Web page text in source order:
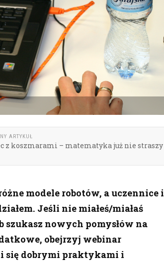
ARTYKUŁ
z koszmarami – matematyka już nie straszy
modele robotów, a uczennice i
Jeśli nie miałeś/miałaś
szukasz nowych pomysłów na
obejrzyj webinar
się dobrymi praktykami i